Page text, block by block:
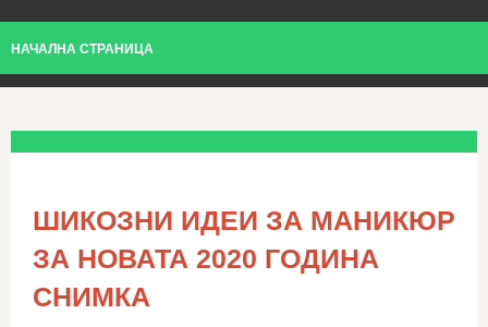
НАЧАЛНА СТРАНИЦА
ШИКОЗНИ ИДЕИ ЗА МАНИКЮР
ЗА НОВАТА 2020 ГОДИНА
СНИМКА